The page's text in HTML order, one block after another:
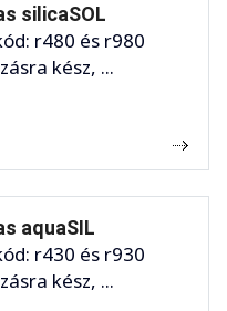
silicaSOL
r480 és r980
kész, ...
aquaSIL
r430 és r930
kész, ...